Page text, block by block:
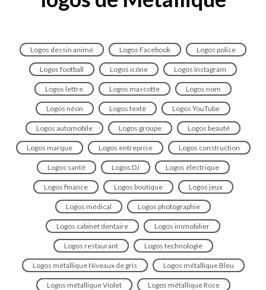
Logos dessin animé Logos Facebook Logos police
Logos football Logos icône Logos Instagram
Logos lettre Logos mascotte Logos nom
Logos néon Logos texte Logos YouTube
Logos automobile Logos groupe Logos beauté
Logos marque Logos entreprise Logos construction
Logos santé Logos DJ Logos électrique
Logos finance Logos boutique Logos jeux
Logos médical Logos photographie
Logos cabinet dentaire Logos immobilier
Logos restaurant Logos technologie
Logos métallique Niveaux de gris Logos métallique Bleu
Logos métallique Violet Logos métallique Rose